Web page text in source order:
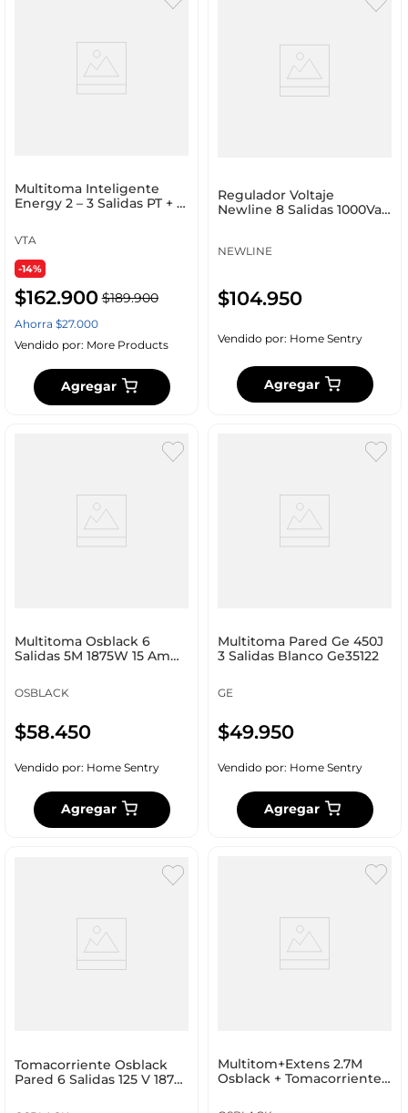
Multitoma Inteligente
Energy 2 – 3 Salidas PT + 2
VTA
-14%
$162.900 $189.900
Ahorra $27.000
Vendido por: More Products
Agregar
Regulador Voltaje
Newline 8 Salidas 1000Va
NEWLINE
$104.950
Vendido por: Home Sentry
Agregar
Multitoma Osblack 6
Salidas 5M 1875W 15 Am
OSBLACK
$58.450
Vendido por: Home Sentry
Agregar
Multitoma Pared Ge 450J
3 Salidas Blanco Ge35122
GE
$49.950
Vendido por: Home Sentry
Agregar
Tomacorriente Osblack
Pared 6 Salidas 125 V 1875
Multitom+Extens 2.7M
Osblack + Tomacorriente